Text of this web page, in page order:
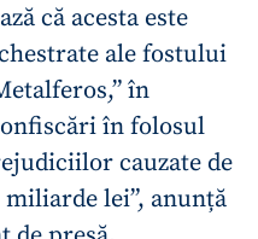
că acesta este
ale fostului
în
în folosul
cauzate de
lei”, anunță